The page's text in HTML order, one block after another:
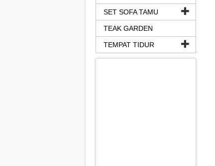
SET SOFA TAMU
TEAK GARDEN
TEMPAT TIDUR